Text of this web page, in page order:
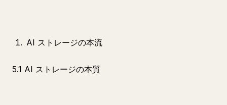
AI ストレージの本流
5.1 AI ストレージの本質